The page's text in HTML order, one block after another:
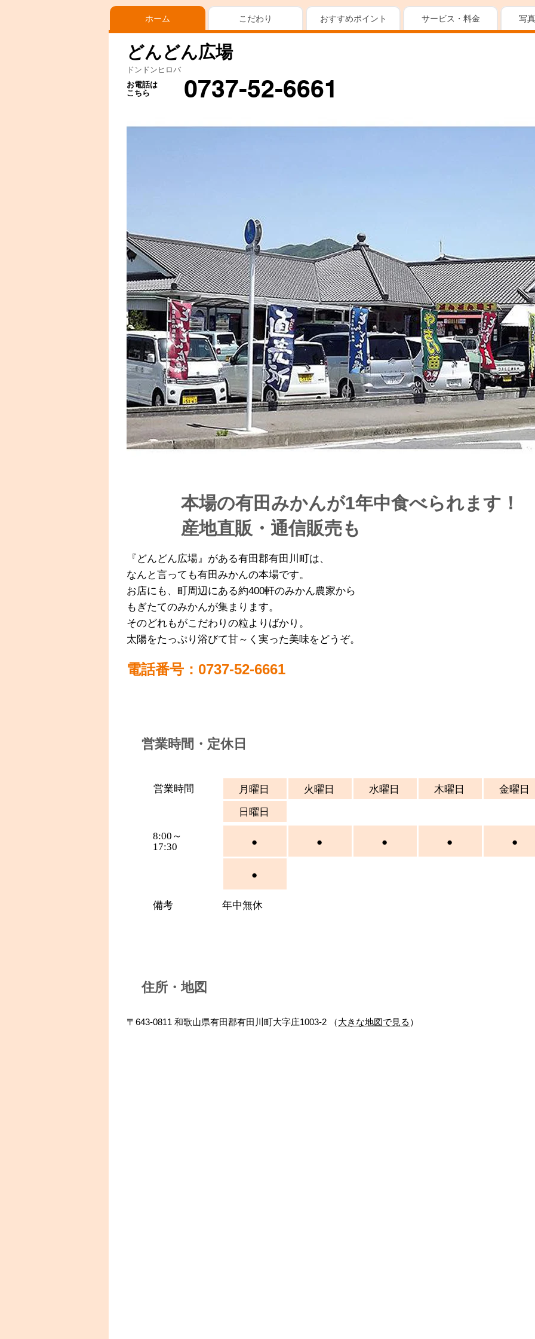
ホーム こだわり おすすめポイント サービス・料金 写
どんどん広場
ドンドンヒロバ
お電話は
こちら
0737-52-6661
本場の有田みかんが1年中食べられます！
産地直販・通信販売も
『どんどん広場』がある有田郡有田川町は、
なんと言っても有田みかんの本場です。
お店にも、町周辺にある約400軒のみかん農家から
もぎたてのみかんが集まります。
そのどれもがこだわりの粒よりばかり。
太陽をたっぷり浴びて甘～く実った美味をどうぞ。
電話番号：0737-52-6661
営業時間・定休日
営業時間 月曜日 火曜日 ​水曜日 木曜日
金曜日
日曜日
8:00～
17:30
● ● ● ● ●
●
備考 年中無休
住所・地図
〒643-0811 和歌山県有田郡有田川町大字庄1003-2 （大きな地図で見る ）